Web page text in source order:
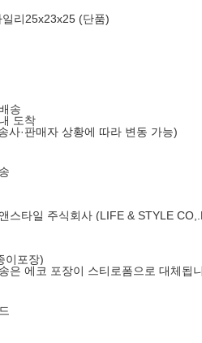
리25x23x25 (단품)
송
도착
사·판매자 상황에 따라 변동 가능)
스타일 주식회사 (LIFE & STYLE
이포장)
은 에코 포장이 스티로폼으로 대체됩